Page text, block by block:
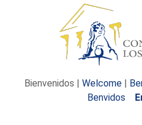
Bienvenidos | Welcome |
Benvidos